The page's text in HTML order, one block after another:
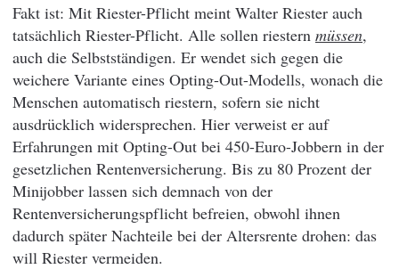
Fakt ist: Mit Riester-Pflicht meint Walter Riester auch
tatsächlich Riester-Pflicht. Alle sollen riestern müssen,
auch die Selbstständigen. Er wendet sich gegen die
weichere Variante eines Opting-Out-Modells, wonach die
Menschen automatisch riestern, sofern sie nicht
ausdrücklich widersprechen. Hier verweist er auf
Erfahrungen mit Opting-Out bei 450-Euro-Jobbern in der
gesetzlichen Rentenversicherung. Bis zu 80 Prozent der
Minijobber lassen sich demnach von der
Rentenversicherungspflicht befreien, obwohl ihnen
dadurch später Nachteile bei der Altersrente drohen: das
will Riester vermeiden.